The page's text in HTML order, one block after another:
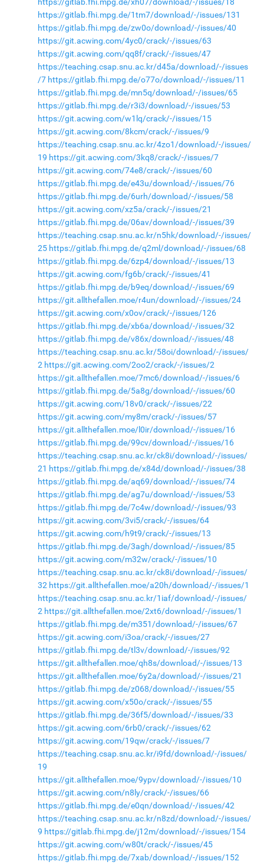
https://gitlab.fhi.mpg.de/1tm7/download/-/issues/131
https://gitlab.fhi.mpg.de/zw0o/download/-/issues/40
https://git.acwing.com/4yc0/crack/-/issues/63
https://git.acwing.com/qq8f/crack/-/issues/47
https://teaching.csap.snu.ac.kr/d45a/download/-/issues
/7 https://gitlab.fhi.mpg.de/o77o/download/-/issues/11
https://gitlab.fhi.mpg.de/mn5q/download/-/issues/65
https://gitlab.fhi.mpg.de/r3i3/download/-/issues/53
https://git.acwing.com/w1lq/crack/-/issues/15
https://git.acwing.com/8kcm/crack/-/issues/9
https://teaching.csap.snu.ac.kr/4zo1/download/-/issues/
19 https://git.acwing.com/3kq8/crack/-/issues/7
https://git.acwing.com/74e8/crack/-/issues/60
https://gitlab.fhi.mpg.de/e43u/download/-/issues/76
https://gitlab.fhi.mpg.de/6urh/download/-/issues/58
https://git.acwing.com/xz5a/crack/-/issues/21
https://gitlab.fhi.mpg.de/06av/download/-/issues/39
https://teaching.csap.snu.ac.kr/n5hk/download/-/issues/
25 https://gitlab.fhi.mpg.de/q2ml/download/-/issues/68
https://gitlab.fhi.mpg.de/6zp4/download/-/issues/13
https://git.acwing.com/fg6b/crack/-/issues/41
https://gitlab.fhi.mpg.de/b9eq/download/-/issues/69
https://git.allthefallen.moe/r4un/download/-/issues/24
https://git.acwing.com/x0ov/crack/-/issues/126
https://gitlab.fhi.mpg.de/xb6a/download/-/issues/32
https://gitlab.fhi.mpg.de/v86x/download/-/issues/48
https://teaching.csap.snu.ac.kr/58oi/download/-/issues/
2 https://git.acwing.com/2oo2/crack/-/issues/2
https://git.allthefallen.moe/7mc6/download/-/issues/6
https://gitlab.fhi.mpg.de/5a8g/download/-/issues/60
https://git.acwing.com/18v0/crack/-/issues/22
https://git.acwing.com/my8m/crack/-/issues/57
https://git.allthefallen.moe/l0ir/download/-/issues/16
https://gitlab.fhi.mpg.de/99cv/download/-/issues/16
https://teaching.csap.snu.ac.kr/ck8i/download/-/issues/
21 https://gitlab.fhi.mpg.de/x84d/download/-/issues/38
https://gitlab.fhi.mpg.de/aq69/download/-/issues/74
https://gitlab.fhi.mpg.de/ag7u/download/-/issues/53
https://gitlab.fhi.mpg.de/7c4w/download/-/issues/93
https://git.acwing.com/3vi5/crack/-/issues/64
https://git.acwing.com/h9t9/crack/-/issues/13
https://gitlab.fhi.mpg.de/3agh/download/-/issues/85
https://git.acwing.com/m32w/crack/-/issues/10
https://teaching.csap.snu.ac.kr/ck8i/download/-/issues/
32 https://git.allthefallen.moe/a20h/download/-/issues/1
https://teaching.csap.snu.ac.kr/1iaf/download/-/issues/
2 https://git.allthefallen.moe/2xt6/download/-/issues/1
https://gitlab.fhi.mpg.de/m351/download/-/issues/67
https://git.acwing.com/i3oa/crack/-/issues/27
https://gitlab.fhi.mpg.de/tl3v/download/-/issues/92
https://git.allthefallen.moe/qh8s/download/-/issues/13
https://git.allthefallen.moe/6y2a/download/-/issues/21
https://gitlab.fhi.mpg.de/z068/download/-/issues/55
https://git.acwing.com/x50o/crack/-/issues/55
https://gitlab.fhi.mpg.de/36f5/download/-/issues/33
https://git.acwing.com/6rb0/crack/-/issues/62
https://git.acwing.com/19qw/crack/-/issues/7
https://teaching.csap.snu.ac.kr/i9fd/download/-/issues/
19
https://git.allthefallen.moe/9ypv/download/-/issues/10
https://git.acwing.com/n8ly/crack/-/issues/66
https://gitlab.fhi.mpg.de/e0qn/download/-/issues/42
https://teaching.csap.snu.ac.kr/n8zd/download/-/issues/
9 https://gitlab.fhi.mpg.de/j12m/download/-/issues/154
https://git.acwing.com/w80t/crack/-/issues/45
https://gitlab.fhi.mpg.de/7xab/download/-/issues/152